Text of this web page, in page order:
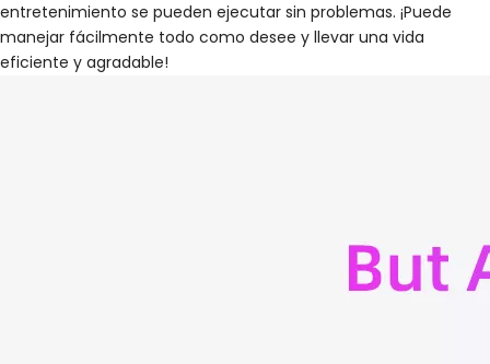
entretenimiento se pueden ejecutar sin problemas. ¡Puede
manejar fácilmente todo como desee y llevar una vida
eficiente y agradable!